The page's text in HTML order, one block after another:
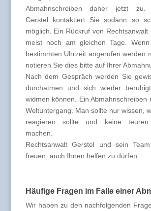
Abmahnschreiben daher jetzt zu.
Gerstel kontaktiert Sie sodann so
möglich. Ein Rückruf von Rechtsanwalt
meist noch am gleichen Tage.
bestimmten Uhrzeit angerufen werden
notieren Sie dies bitte auf Ihrer
Nach dem Gespräch werden Sie
durchatmen und sich wieder
widmen können. Ein Abmahnschreiben
Weltuntergang. Man sollte nur wissen,
reagieren sollte und keine teuren
machen.
Rechtsanwalt Gerstel und sein
freuen, auch Ihnen helfen zu dürfen.
Häufige Fragen im Falle einer
Wir haben zu den nachfolgenden